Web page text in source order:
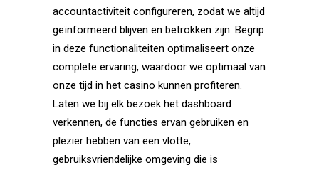
accountactiviteit configureren, zodat we altijd
geïnformeerd blijven en betrokken zijn. Begrip
in deze functionaliteiten optimaliseert onze
complete ervaring, waardoor we optimaal van
onze tijd in het casino kunnen profiteren.
Laten we bij elk bezoek het dashboard
verkennen, de functies ervan gebruiken en
plezier hebben van een vlotte,
gebruiksvriendelijke omgeving die is